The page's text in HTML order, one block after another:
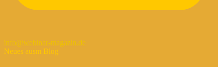
info@webinar-magazin.de
Neues ausm Blog